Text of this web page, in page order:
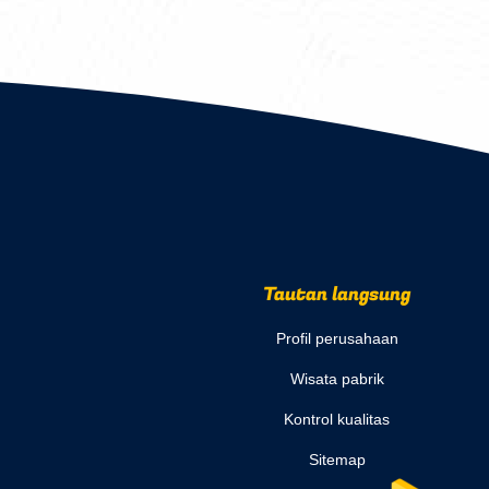
Tautan langsung
Profil perusahaan
Wisata pabrik
Kontrol kualitas
Sitemap